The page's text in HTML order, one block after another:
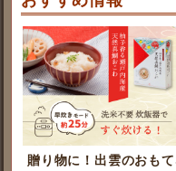
贈り物に！出雲のおも